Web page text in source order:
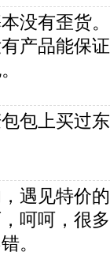
没有歪货
产品能保
包上买过
遇见特价
呵呵，很
。